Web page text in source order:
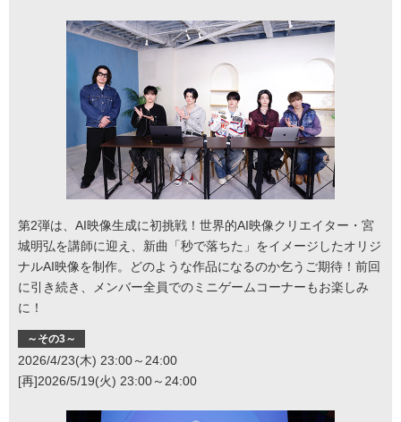
第2弾は、AI映像生成に初挑戦！世界的AI映像クリエイター・宮
城明弘を講師に迎え、新曲「秒で落ちた」をイメージしたオリジ
ナルAI映像を制作。どのような作品になるのか乞うご期待！前回
に引き続き、メンバー全員でのミニゲームコーナーもお楽しみ
に！
～その3～
2026/4/23(木) 23:00～24:00
[再]2026/5/19(火) 23:00～24:00